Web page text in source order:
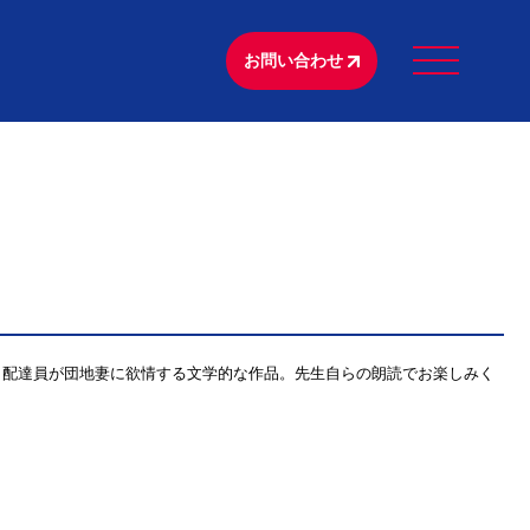
お問い合わせ
達員が団地妻に欲情する文学的な作品。先生自らの朗読でお楽しみく